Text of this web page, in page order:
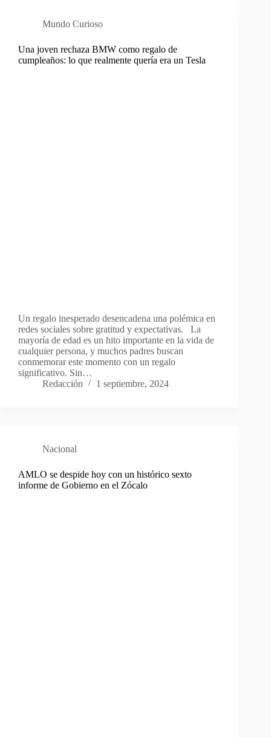
Mundo Curioso
Una joven rechaza BMW como regalo de
cumpleaños: lo que realmente quería era un Tesla
Un regalo inesperado desencadena una polémica en
redes sociales sobre gratitud y expectativas. La
mayoría de edad es un hito importante en la vida de
cualquier persona, y muchos padres buscan
conmemorar este momento con un regalo
significativo. Sin…
Redacción
1 septiembre, 2024
Nacional
AMLO se despide hoy con un histórico sexto
informe de Gobierno en el Zócalo